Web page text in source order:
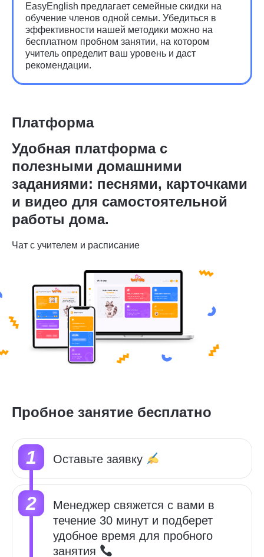
EasyEnglish предлагает семейные скидки на
обучение членов одной семьи. Убедиться в
эффективности нашей методики можно на
бесплатном пробном занятии, на котором
учитель определит ваш уровень и даст
рекомендации.
Платформа
Удобная платформа с
полезными домашними
заданиями: песнями, карточками
и видео для самостоятельной
работы дома.
Чат с учителем и расписание
Пробное занятие бесплатно
Оставьте заявку
Менеджер свяжется с вами в
течение 30 минут и подберет
удобное время для пробного
занятия